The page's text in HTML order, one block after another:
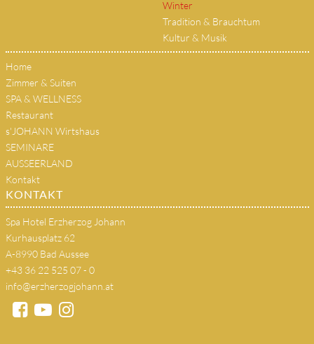
Winter
Tradition & Brauchtum
Kultur & Musik
Home
Zimmer & Suiten
SPA & WELLNESS
Restaurant
s'JOHANN Wirtshaus
SEMINARE
AUSSEERLAND
Kontakt
KONTAKT
Spa Hotel Erzherzog Johann
Kurhausplatz 62
A-8990 Bad Aussee
+43 36 22 525 07 - 0
info@erzherzogjohann.at